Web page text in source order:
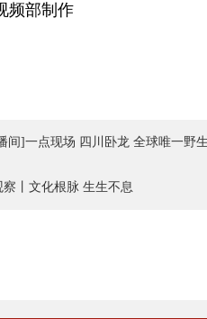
部制作
间]一点现场 四川卧龙 全球唯一野
察丨文化根脉 生生不息